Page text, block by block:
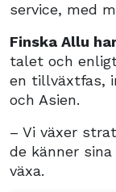
service, med
Finska Allu
talet och
en tillväxtfas,
och Asien.
– Vi växer
de känner
växa.